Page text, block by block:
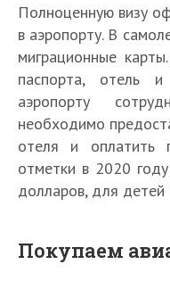
Полноценную визу
в аэропорту. В
миграционные
паспорта, отель
аэропорту
необходимо
отеля и оплатить
отметки в 2020
долларов, для детей
Покупаем